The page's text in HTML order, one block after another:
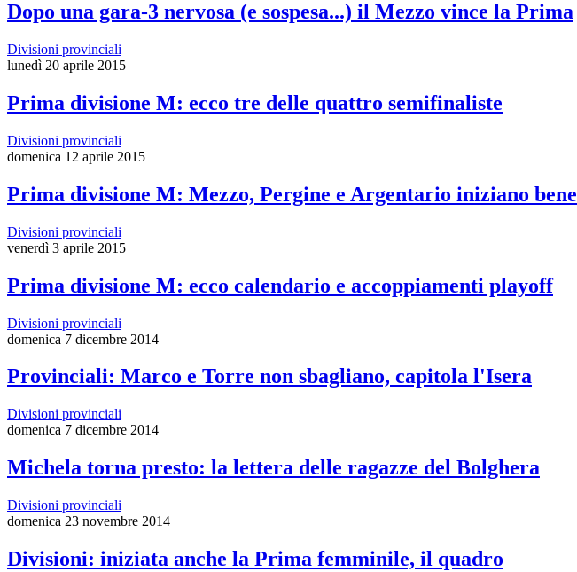
Dopo una gara-3 nervosa (e sospesa...) il Mezzo vince la Prima
Divisioni provinciali
lunedì 20 aprile 2015
Prima divisione M: ecco tre delle quattro semifinaliste
Divisioni provinciali
domenica 12 aprile 2015
Prima divisione M: Mezzo, Pergine e Argentario iniziano bene
Divisioni provinciali
venerdì 3 aprile 2015
Prima divisione M: ecco calendario e accoppiamenti playoff
Divisioni provinciali
domenica 7 dicembre 2014
Provinciali: Marco e Torre non sbagliano, capitola l'Isera
Divisioni provinciali
domenica 7 dicembre 2014
Michela torna presto: la lettera delle ragazze del Bolghera
Divisioni provinciali
domenica 23 novembre 2014
Divisioni: iniziata anche la Prima femminile, il quadro